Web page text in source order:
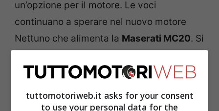
un’opzione per il motore. Le voci
continuano a sperare nel nuovo motore
Nettuno che alimenta la Maserati MC20. Si
cavalli e 729 Newton-metri di coppia.
La Maserati continua a nascondere la
tuttomotoriweb.it asks for your consent
to use your personal data for the